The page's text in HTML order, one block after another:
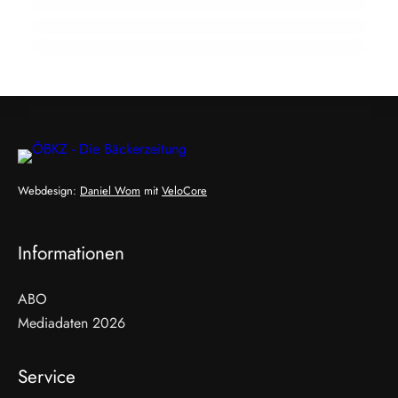
Webdesign: Daniel Wom mit VeloCore
Informationen
ABO
Mediadaten 2026
Service